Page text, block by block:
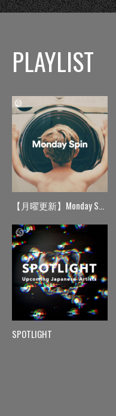
PLAYLIST
【月曜更新】Monday Spin
SPOTLIGHT